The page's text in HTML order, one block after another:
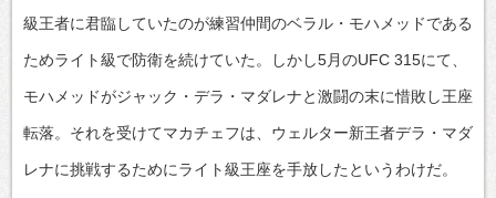
級王者に君臨していたのが練習仲間のベラル・モハメッドである
ためライト級で防衛を続けていた。しかし5月のUFC 315にて、
モハメッドがジャック・デラ・マダレナと激闘の末に惜敗し王座
転落。それを受けてマカチェフは、ウェルター新王者デラ・マダ
レナに挑戦するためにライト級王座を手放したというわけだ。